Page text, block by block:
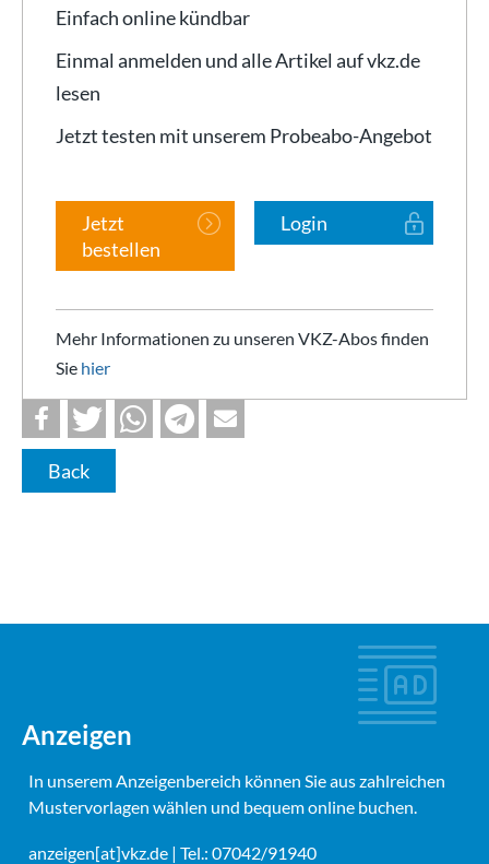
Einfach online kündbar
Einmal anmelden und alle Artikel auf vkz.de
lesen
Jetzt testen mit unserem Probeabo-Angebot
Jetzt
bestellen
Login
Mehr Informationen zu unseren VKZ-Abos finden
Sie hier
Back
Anzeigen
In unserem Anzeigenbereich können Sie aus zahlreichen
Mustervorlagen wählen und bequem online buchen.
anzeigen[at]vkz.de | Tel.: 07042/91940